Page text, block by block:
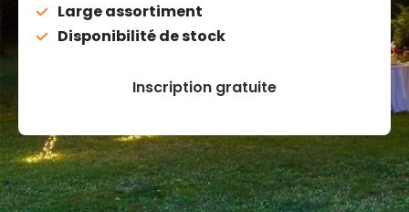
Large assortiment
Disponibilité de stock
Inscription gratuite